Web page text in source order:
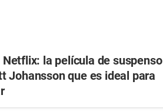
Netflix: la película de suspenso
Johansson que es ideal para